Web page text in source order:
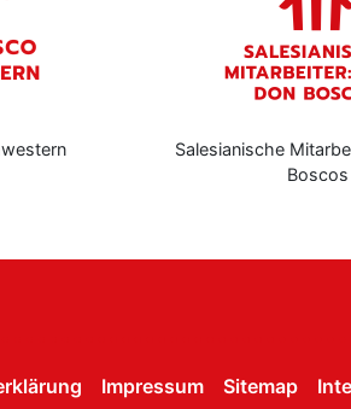
Salesianische
Boscos
Impressum Sitemap